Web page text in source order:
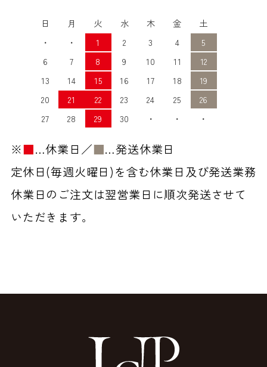
日 月 火 水 木 金
土
・
・ 1 2 3 4
5
6
7 8 9 10 11
12
13
14 15 16 17 18
19
20
21 22 23 24 25
26
27
28 29 30 ・ ・ ・
※■…休業日／■…発送休業日
定休日(毎週火曜日)を含む休業日及び発送業務
休業日のご注文は翌営業日に順次発送させて
いただきます。